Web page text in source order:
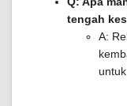
tengah
A: